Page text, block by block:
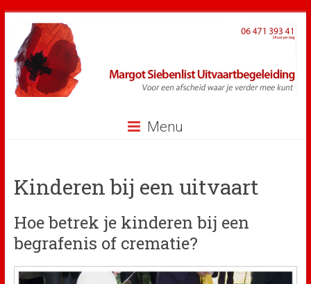
inhoud
Menu
Kinderen bij een uitvaart
Hoe betrek je kinderen bij een
begrafenis of crematie?